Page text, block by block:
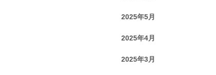
2025年5月
2025年4月
2025年3月